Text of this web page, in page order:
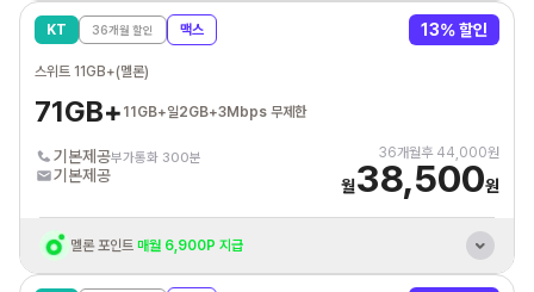
혼자 결합 해도추가데이터 평생 5GB 제공
KT 36개월 할인 맥스 13% 할인
스위트 11GB+(멜론)
71GB+ 11GB+일2GB+3Mbps 무제한
기본제공부가통화 300분
기본제공
36개월후 44,000원
월38,500원
멜론 포인트 매월 6,900P 지급